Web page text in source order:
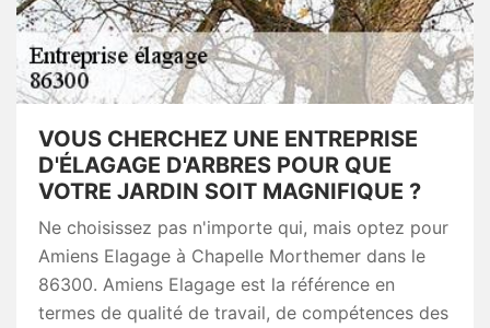
VOUS CHERCHEZ UNE ENTREPRISE
D'ÉLAGAGE D'ARBRES POUR QUE
VOTRE JARDIN SOIT MAGNIFIQUE ?
Ne choisissez pas n'importe qui, mais optez pour
Amiens Elagage à Chapelle Morthemer dans le
86300. Amiens Elagage est la référence en
termes de qualité de travail, de compétences des